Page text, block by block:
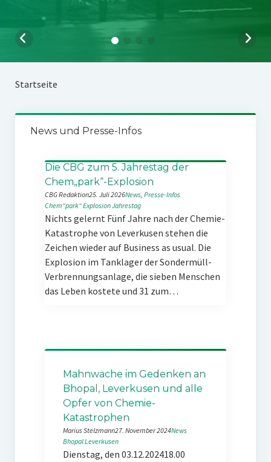
Startseite
News und Presse-Infos
Die CBG zum 5. Jahrestag der
Chem„park“-Explosion
CBG Redaktion25. Juli 2026News, Presse-Infos
Chem“park“ExplosionJahrestag
Nichts gelernt Fünf Jahre nach der Chemie-
Katastrophe von Leverkusen stehen die
Zeichen wieder auf Business as usual. Die
Explosion im Tanklager der Sondermüll-
Verbrennungsanlage, die sieben Menschen
das Leben kostete und 31 zum…
Mahnwache im Gedenken an
Bhopal, Leverkusen und alle
Opfer von Chemie-
Katastrophen
Marius Stelzmann27. November 2024News
BhopalLeverkusen
Dienstag, den 03.12.202418.00